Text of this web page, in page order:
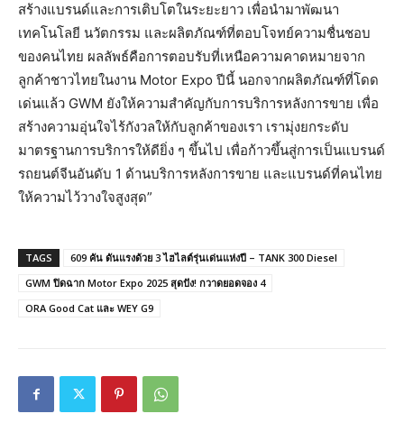
สร้างแบรนด์และการเติบโตในระยะยาว เพื่อนำมาพัฒนา
เทคโนโลยี นวัตกรรม และผลิตภัณฑ์ที่ตอบโจทย์ความชื่นชอบ
ของคนไทย ผลลัพธ์คือการตอบรับที่เหนือความคาดหมายจาก
ลูกค้าชาวไทยในงาน Motor Expo ปีนี้ นอกจากผลิตภัณฑ์ที่โดด
เด่นแล้ว GWM ยังให้ความสำคัญกับการบริการหลังการขาย เพื่อ
สร้างความอุ่นใจไร้กังวลให้กับลูกค้าของเรา เรามุ่งยกระดับ
มาตรฐานการบริการให้ดียิ่ง ๆ ขึ้นไป เพื่อก้าวขึ้นสู่การเป็นแบรนด์
รถยนต์จีนอันดับ 1 ด้านบริการหลังการขาย และแบรนด์ที่คนไทย
ให้ความไว้วางใจสูงสุด”
TAGS
609 คัน ดันแรงด้วย 3 ไฮไลต์รุ่นเด่นแห่งปี – TANK 300 Diesel
GWM ปิดฉาก Motor Expo 2025 สุดปัง! กวาดยอดจอง 4
ORA Good Cat และ WEY G9